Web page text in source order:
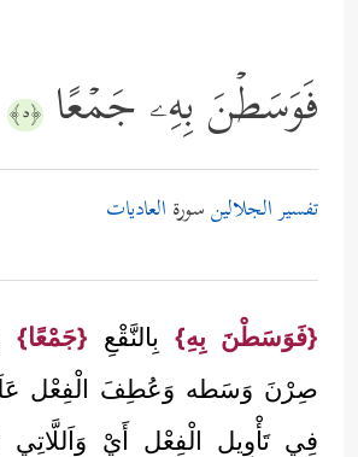
فَوَسَطۡنَ بِهِۦ جَمۡعًا ﴿٥﴾
تفسير الجلالينسورة العاديات
{فَوَسَطْنَ بِهِ} بِالنَّقْعِ {جَمْعًا}
صِرْنَ وَسَطه وَعُطِفَ الْفِعْل
فِي تَأْوِيل الْفِعْل أَيْ